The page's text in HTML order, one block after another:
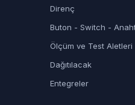
Direnç
Buton - Switch -
Ölçüm ve Test Aletleri
Dağıtılacak
Entegreler